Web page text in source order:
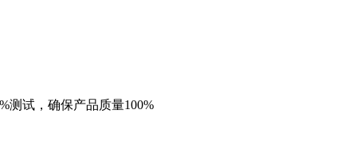
测试，确保产品质量100%